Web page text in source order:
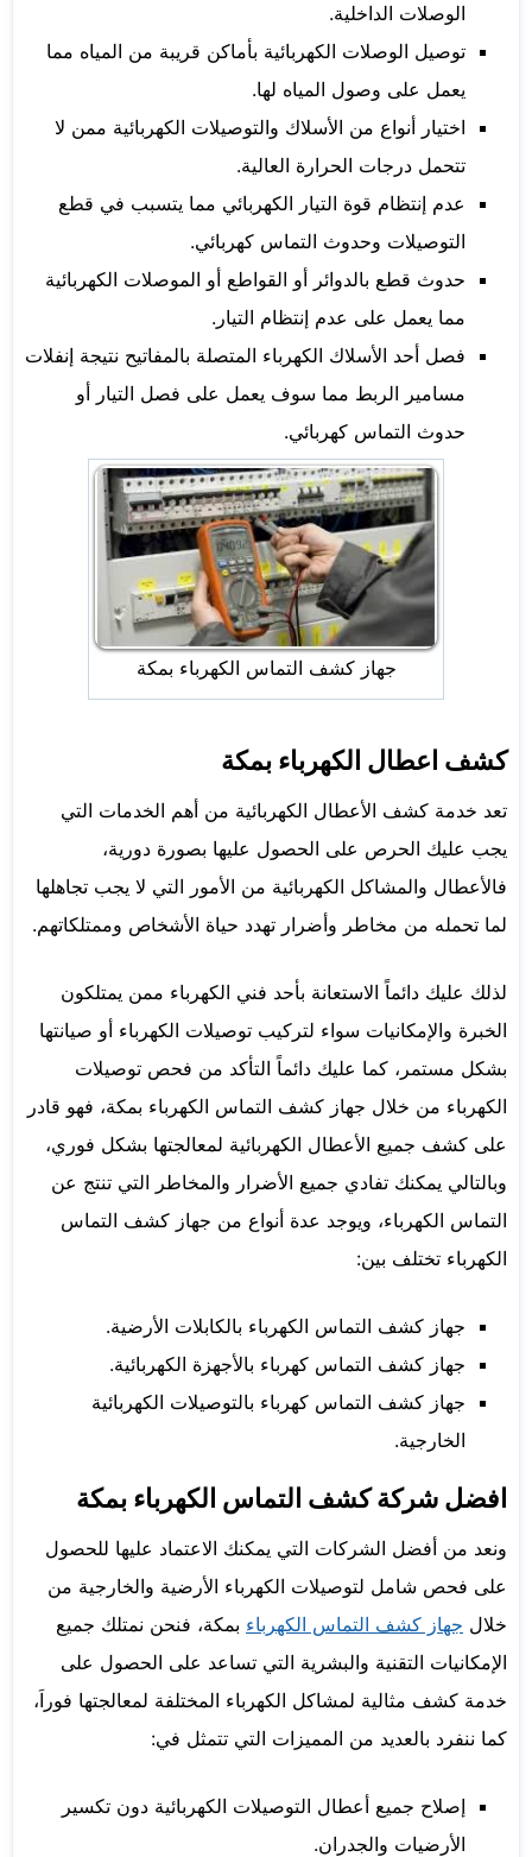
الوصلات الداخلية.
توصيل الوصلات الكهربائية بأماكن قريبة من المياه مما
يعمل على وصول المياه لها.
اختيار أنواع من الأسلاك والتوصيلات الكهربائية ممن لا
تتحمل درجات الحرارة العالية.
عدم إنتظام قوة التيار الكهربائي مما يتسبب في قطع
التوصيلات وحدوث التماس كهربائي.
حدوث قطع بالدوائر أو القواطع أو الموصلات الكهربائية
مما يعمل على عدم إنتظام التيار.
فصل أحد الأسلاك الكهرباء المتصلة بالمفاتيح نتيجة إنفلات
مسامير الربط مما سوف يعمل على فصل التيار أو
حدوث التماس كهربائي.
جهاز كشف التماس الكهرباء بمكة
كشف اعطال الكهرباء بمكة
تعد خدمة كشف الأعطال الكهربائية من أهم الخدمات التي
يجب عليك الحرص على الحصول عليها بصورة دورية،
فالأعطال والمشاكل الكهربائية من الأمور التي لا يجب تجاهلها
لما تحمله من مخاطر وأضرار تهدد حياة الأشخاص وممتلكاتهم.
لذلك عليك دائماً الاستعانة بأحد فني الكهرباء ممن يمتلكون
الخبرة والإمكانيات سواء لتركيب توصيلات الكهرباء أو صيانتها
بشكل مستمر، كما عليك دائماً التأكد من فحص توصيلات
الكهرباء من خلال جهاز كشف التماس الكهرباء بمكة، فهو قادر
على كشف جميع الأعطال الكهربائية لمعالجتها بشكل فوري،
وبالتالي يمكنك تفادي جميع الأضرار والمخاطر التي تنتج عن
التماس الكهرباء، ويوجد عدة أنواع من جهاز كشف التماس
الكهرباء تختلف بين:
جهاز كشف التماس الكهرباء بالكابلات الأرضية.
جهاز كشف التماس كهرباء بالأجهزة الكهربائية.
جهاز كشف التماس كهرباء بالتوصيلات الكهربائية
الخارجية.
افضل شركة كشف التماس الكهرباء بمكة
ونعد من أفضل الشركات التي يمكنك الاعتماد عليها للحصول
على فحص شامل لتوصيلات الكهرباء الأرضية والخارجية من
خلال جهاز كشف التماس الكهرباء بمكة، فنحن نمتلك جميع
الإمكانيات التقنية والبشرية التي تساعد على الحصول على
خدمة كشف مثالية لمشاكل الكهرباء المختلفة لمعالجتها فوراَ،
كما ننفرد بالعديد من المميزات التي تتمثل في:
إصلاح جميع أعطال التوصيلات الكهربائية دون تكسير
الأرضيات والجدران.